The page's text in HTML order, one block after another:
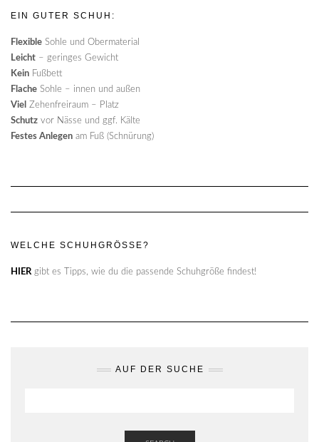
EIN GUTER SCHUH:
Flexible Sohle und Obermaterial
Leicht – geringes Gewicht
Kein Fußbett
Flache Sohle – innen und außen
Viel Zehenfreiraum – Platz
Schutz vor Nässe und ggf. Kälte
Festes Anlegen am Fuß (Schnürung)
WELCHE SCHUHGRÖSSE?
HIERgibt es Tipps, wie du die passende Schuhgröße findest!
AUF DER SUCHE